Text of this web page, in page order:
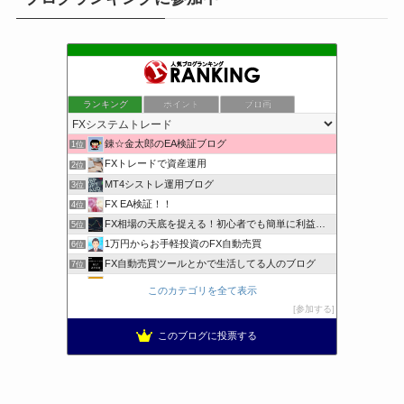
ランキング ポイント ブロ画
1位 錬☆金太郎のEA検証ブログ
2位 FXトレードで資産運用
3位 MT4シストレ運用ブログ
4位 FX EA検証！！
5位 FX相場の天底を捉える！初心者でも簡単に利益を狙える
6位 1万円からお手軽投資のFX自動売買
7位 FX自動売買ツールとかで生活してる人のブログ
アヴァンセ EA 倶楽部
このカテゴリを全て表示
参加する
このブログに投票する